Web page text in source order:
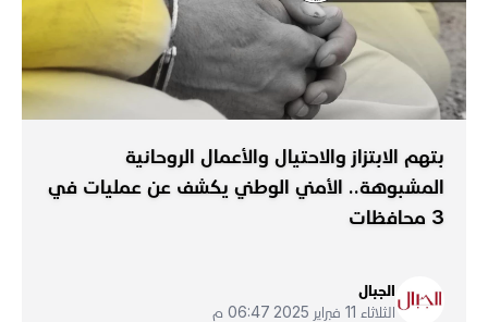
بتهم الابتزاز والاحتيال والأعمال الروحانية
المشبوهة.. الأمني الوطني يكشف عن عمليات في
3 محافظات
الجبال
الثلاثاء 11 فبراير 2025 06:47 م